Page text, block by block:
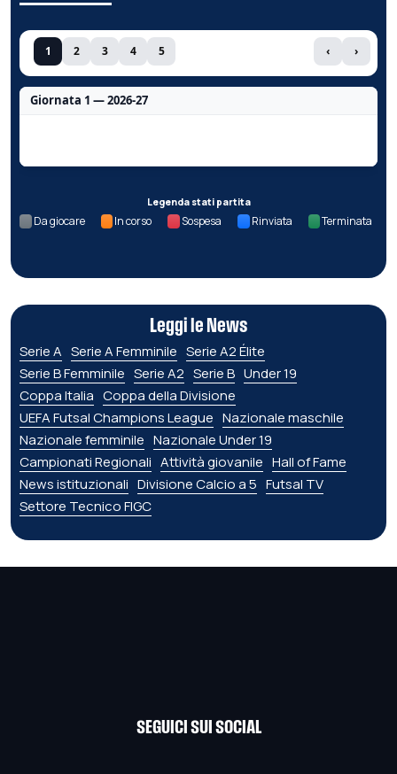
1 2 3 4 5 ‹ ›
Giornata 1 — 2026-27
Legenda stati partita
Da giocare In corso Sospesa Rinviata Terminata
Leggi le News
Serie A Serie A Femminile Serie A2 Élite
Serie B Femminile Serie A2 Serie B Under 19
Coppa Italia Coppa della Divisione
UEFA Futsal Champions League Nazionale maschile
Nazionale femminile Nazionale Under 19
Campionati Regionali Attività giovanile Hall of Fame
News istituzionali Divisione Calcio a 5 Futsal TV
Settore Tecnico FIGC
SEGUICI SUI SOCIAL